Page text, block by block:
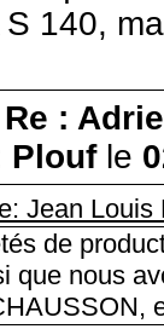
S 140,
:
Ploufle
Jean
de
que nous